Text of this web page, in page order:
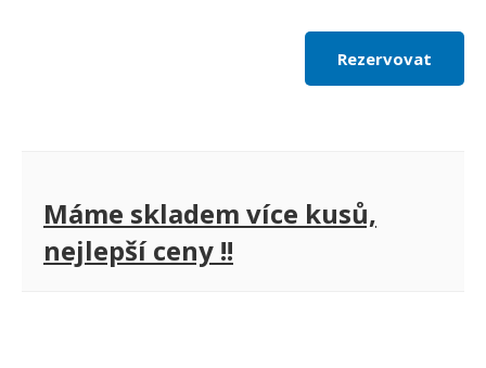
Rezervovat
Máme skladem více kusů,
nejlepší ceny !!